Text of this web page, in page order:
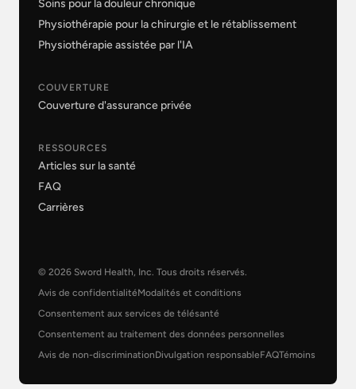
Soins pour la douleur chronique
Physiothérapie pour la chirurgie et le rétablissement
Physiothérapie assistée par l'IA
COUVERTURE
Couverture d'assurance privée
RESSOURCES
Articles sur la santé
FAQ
Carrières
© 2026 Sword Health, Inc. Tous droits réservés.
Avis de confidentialitéModalités et conditions
Consentement aux services de télésanté
Consentement au traitement des données personnelles
Avis de non-discriminationDivulgation responsableFAQTémoins